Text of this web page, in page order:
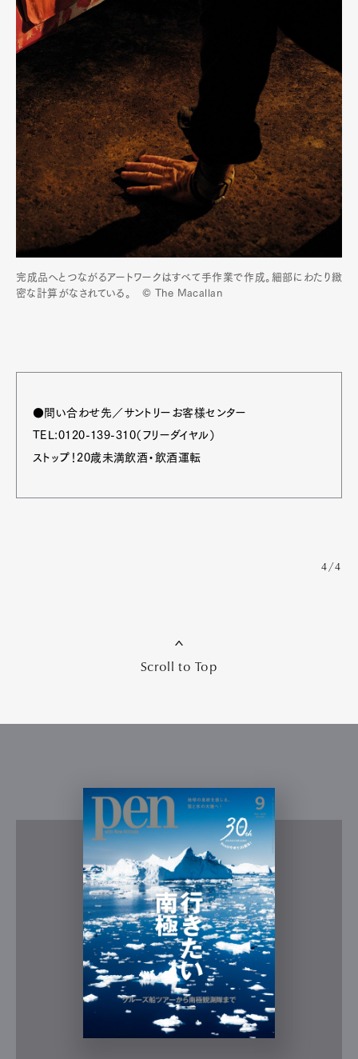
完成品へとつながるアートワークはすべて手作業で作成。細部にわたり緻
密な計算がなされている。 © The Macallan
●問い合わせ先／サントリーお客様センター
TEL:0120-139-310（フリーダイヤル）
ストップ！20歳未満飲酒・飲酒運転
4/4
Scroll to Top